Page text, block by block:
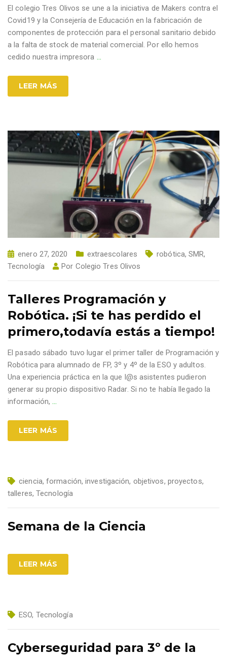
El colegio Tres Olivos se une a la iniciativa de Makers contra el
Covid19 y la Consejería de Educación en la fabricación de
componentes de protección para el personal sanitario debido
a la falta de stock de material comercial. Por ello hemos
cedido nuestra impresora …
LEER MÁS
enero 27, 2020 extraescolares robótica,SMR,
Tecnología
Por Colegio Tres Olivos
Talleres Programación y
Robótica. ¡Si te has perdido el
primero,todavía estás a tiempo!
El pasado sábado tuvo lugar el primer taller de Programación y
Robótica para alumnado de FP, 3º y 4º de la ESO y adultos.
Una experiencia práctica en la que l@s asistentes pudieron
generar su propio dispositivo Radar. Si no te había llegado la
información,…
LEER MÁS
ciencia,formación,investigación, objetivos, proyectos,
talleres,Tecnología
Semana de la Ciencia
LEER MÁS
ESO, Tecnología
Cyberseguridad para 3º de la